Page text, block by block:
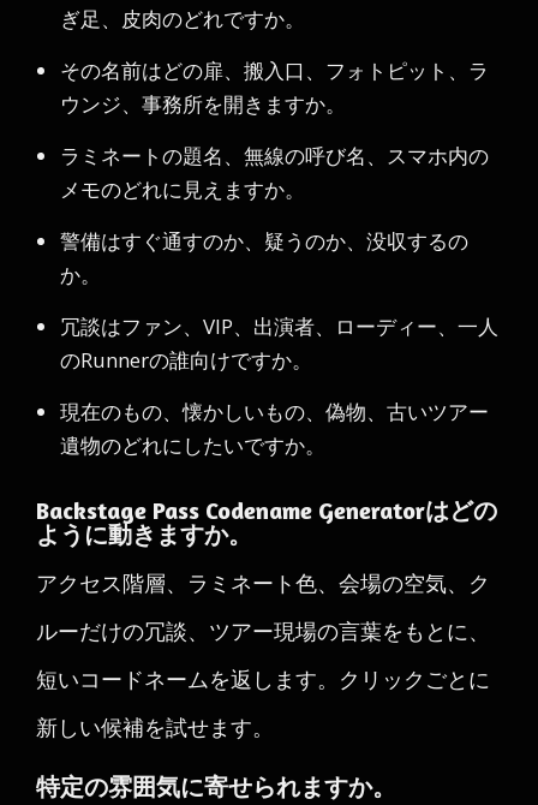
ぎ足、皮肉のどれですか。
その名前はどの扉、搬入口、フォトピット、ラ
ウンジ、事務所を開きますか。
ラミネートの題名、無線の呼び名、スマホ内の
メモのどれに見えますか。
警備はすぐ通すのか、疑うのか、没収するの
か。
冗談はファン、VIP、出演者、ローディー、一人
のRunnerの誰向けですか。
現在のもの、懐かしいもの、偽物、古いツアー
遺物のどれにしたいですか。
Backstage Pass Codename Generatorはどの
ように動きますか。
アクセス階層、ラミネート色、会場の空気、ク
ルーだけの冗談、ツアー現場の言葉をもとに、
短いコードネームを返します。クリックごとに
新しい候補を試せます。
特定の雰囲気に寄せられますか。